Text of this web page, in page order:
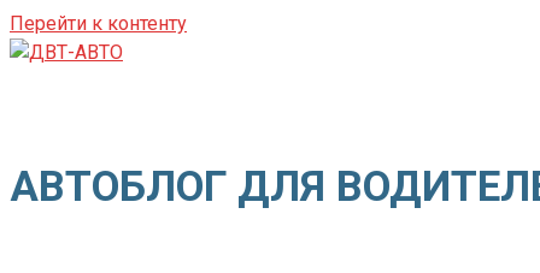
Перейти к контенту
АВТОБЛОГ ДЛЯ